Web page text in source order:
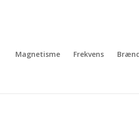
Magnetisme Frekvens